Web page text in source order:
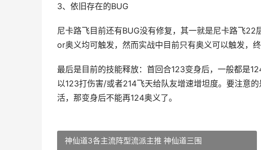
3、依旧存在的BUG
尼卡路飞目前还有BUG没有修复，其一就是尼卡路飞22
or奥义均可触发，然而实战中目前只有奥义可以触发，
最后是目前的技能释放：首回合123变身后，一般都是
以123打伤害/或者214飞天给队友增速增坦度。要注意
活，那变身后不能再124奥义了。
神仙道3各主流阵型流派主推 神仙道三围